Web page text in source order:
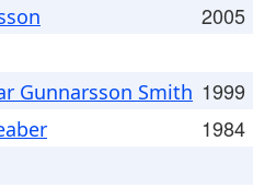
2005
Gunnarsson Smith 1999
1984